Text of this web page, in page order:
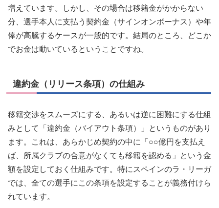
増えています。しかし、その場合は移籍金がかからない
分、選手本人に支払う契約金（サインオンボーナス）や年
俸が高騰するケースが一般的です。結局のところ、どこか
でお金は動いているということですね。
違約金（リリース条項）の仕組み
移籍交渉をスムーズにする、あるいは逆に困難にする仕組
みとして「違約金（バイアウト条項）」というものがあり
ます。これは、あらかじめ契約の中に「○○億円を支払え
ば、所属クラブの合意がなくても移籍を認める」という金
額を設定しておく仕組みです。特にスペインのラ・リーガ
では、全ての選手にこの条項を設定することが義務付けら
れています。